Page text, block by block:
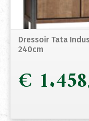
Dressoir Tata
240cm
€ 1.458